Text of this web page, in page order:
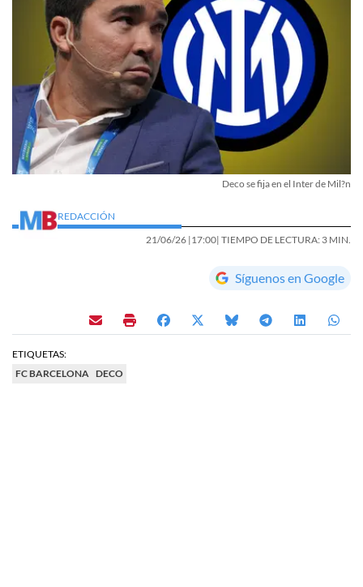
Deco se fija en el Inter de Mil?n
REDACCIÓN
21/06/26 |17:00| TIEMPO DE LECTURA: 3 MIN.
Síguenos en Google
ETIQUETAS:
FC BARCELONA
DECO